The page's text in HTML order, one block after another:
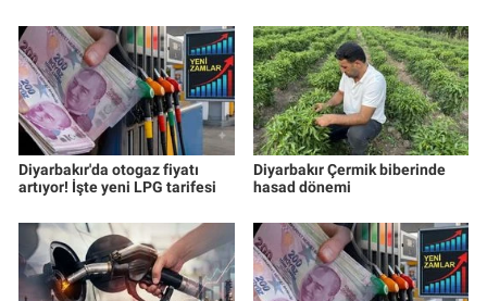
Diyarbakır'da otogaz fiyatı
artıyor! İşte yeni LPG tarifesi
Diyarbakır Çermik biberinde
hasad dönemi